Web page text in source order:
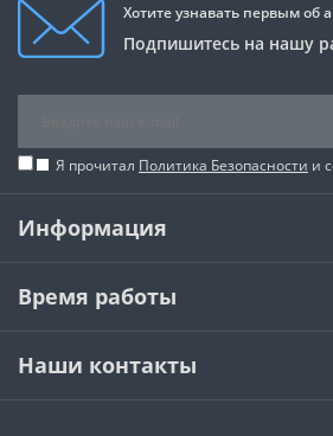
Хотите узнавать первым об
Подпишитесь на нашу
Я прочитал Политика Безопасности и
Информация
Время работы
Наши контакты